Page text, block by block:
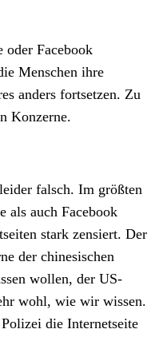
oder Facebook
Menschen ihre
anders fortsetzen. Zu
Konzerne.
falsch. Im größten
als auch Facebook
stark zensiert. Der
der chinesischen
wollen, der US-
wohl, wie wir wissen.
die Internetseite